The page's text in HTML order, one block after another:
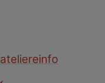
ateliereinfo